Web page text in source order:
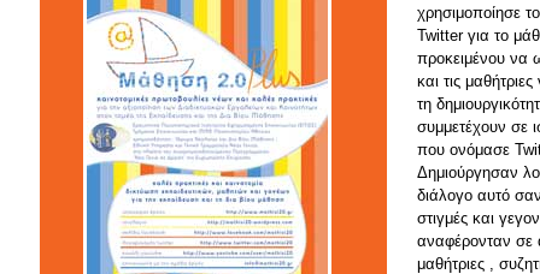
σχολείο infographic
facebook teacher διαδίκτυο
κοινωνικά δίκτυα
γονείς μαθητές
εκπαίδευση students
εκπαιδευτικοί classroom google
τεχνολογία student παιδιά games
education μάθηση social networks
social media έρευνα technology
twitter εργαλεία internet applications
χρησιμοποίησε
Twitter για το
προκειμένου να
και τις
τη
συμμετέχουν σε
που ονόμασε
Δημιούργησαν
διάλογο αυτό
στιγμές και
αναφέρονταν σε
μαθήτριες ,